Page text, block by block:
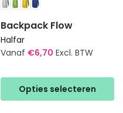
Backpack Flow
Halfar
Vanaf €6,70 Excl. BTW
Opties selecteren
product
heeft